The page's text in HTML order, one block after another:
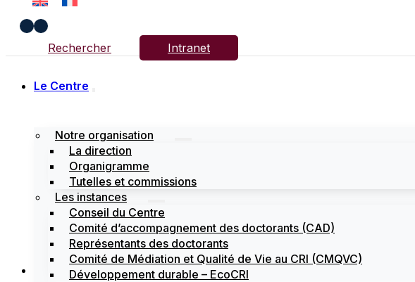
Rechercher Intranet
Le Centre
Notre organisation
La direction
Organigramme
Tutelles et commissions
Les instances
Conseil du Centre
Comité d’accompagnement des doctorants (CAD)
Représentants des doctorants
Comité de Médiation et Qualité de Vie au CRI (CMQVC)
Développement durable – EcoCRI
Recherche